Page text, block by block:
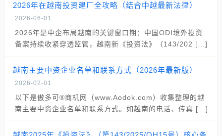
2026年在越南投资建厂全攻略（结合中越最新法律）
2026-06-01
2026年是中企布局越南的关键窗口期：中国ODI境外投资
备案持续收紧穿透监管，越南新《投资法》（143/202 […]
越南主要中资企业名单和联系方式（2026年最新版）
2026-02-01
以下是傲多可®商机网（www.Aodok.com）收集整理的越
南主要中资企业名单和联系方式。如越南的电话、传真 […]